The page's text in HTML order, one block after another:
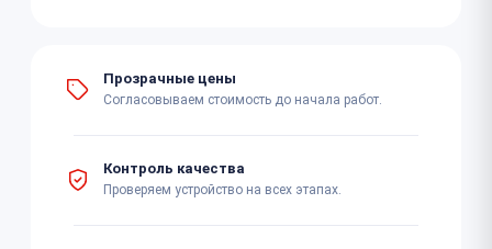
Прозрачные цены
Согласовываем стоимость до начала работ.
Контроль качества
Проверяем устройство на всех этапах.